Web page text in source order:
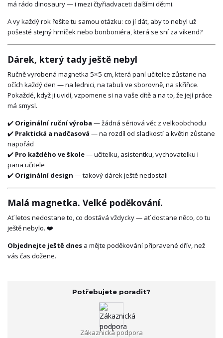
má rádo dinosaury — i mezi čtyřiadvaceti dalšími dětmi.
A vy každý rok řešíte tu samou otázku: co jí dát, aby to nebyl už
pošesté stejný hrníček nebo bonboniéra, která se sní za víkend?
Dárek, který tady ještě nebyl
Ručně vyrobená magnetka 5×5 cm, která paní učitelce zůstane na
očích každý den — na lednici, na tabuli ve sborovně, na skříňce.
Pokaždé, když ji uvidí, vzpomene si na vaše dítě a na to, že její práce
má smysl.
✔️ Originální ruční výroba — žádná sériová věc z velkoobchodu
✔️ Praktická a nadčasová — na rozdíl od sladkostí a květin zůstane
napořád
✔️ Pro každého ve škole— učitelku, asistentku, vychovatelku i
pana učitele
✔️ Originální design — takový dárek ještě nedostali
Malá magnetka. Velké poděkování.
Ať letos nedostane to, co dostává vždycky — ať dostane něco, co tu
ještě nebylo. ❤️
Objednejte ještě dnes a mějte poděkování připravené dřív, než
vás čas dožene.
Potřebujete poradit?
Zákaznická podpora